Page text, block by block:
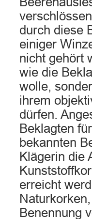
durch diese
einiger
nicht gehört
wie die
wolle,
ihrem
dürfen.
Beklagten
bekannten
Klägerin die
erreicht
Benennung